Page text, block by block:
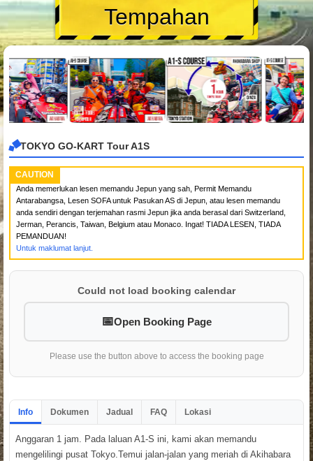
Tempahan
TOKYO GO-KART Tour A1S
CAUTION
Anda memerlukan lesen memandu Jepun yang sah, Permit Memandu
Antarabangsa, Lesen SOFA untuk Pasukan AS di Jepun, atau lesen memandu
anda sendiri dengan terjemahan rasmi Jepun jika anda berasal dari Switzerland,
Jerman, Perancis, Taiwan, Belgium atau Monaco. Ingat! TIADA LESEN, TIADA
PEMANDUAN!
Untuk maklumat lanjut.
Could not load booking calendar
Open Booking Page
Please use the button above to access the booking page
Info Dokumen Jadual FAQ Lokasi
Anggaran 1 jam. Pada laluan A1-S ini, kami akan memandu
mengelilingi pusat Tokyo.Temui jalan-jalan yang meriah di Akihabara